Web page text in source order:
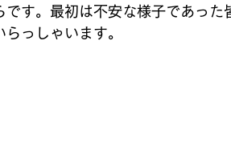
です。最初は不安な様子であっ
っしゃいます。